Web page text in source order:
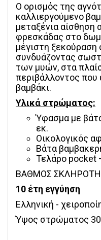
Ο ορισμός της
καλλιεργούμενο
μεταξένια αίσθηση
φρεσκάδας στο
μέγιστη ξεκούραση
συνδυάζοντας
των μυών, στα
περιβάλλοντος που
βαμβάκι.
Υλικά στρώματος:
Ύφασμα με
εκ.
Οικολογικός
Βάτα
Τελάρο pocket
ΒΑΘΜΟΣ
10 έτη εγγύηση
Ελληνική -
Ύψος στρώματος